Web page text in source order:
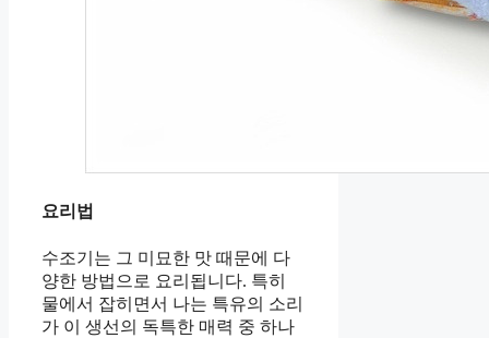
요리법
수조기는 그 미묘한 맛 때문에 다
양한 방법으로 요리됩니다. 특히
물에서 잡히면서 나는 특유의 소리
가 이 생선의 독특한 매력 중 하나